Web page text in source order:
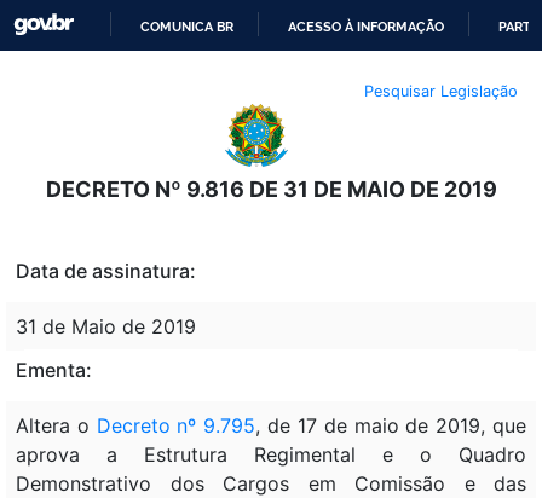
O
CONTEÚDO
COMUNICA BR ACESSO À INFORMAÇÃO
Pesquisar Legislação
DECRETO Nº 9.816 DE 31 DE MAIO DE 2019
Data de assinatura:
31 de Maio de 2019
Ementa:
Altera o Decreto nº 9.795, de 17 de maio de 2019, que
aprova a Estrutura Regimental e o Quadro
Demonstrativo dos Cargos em Comissão e das